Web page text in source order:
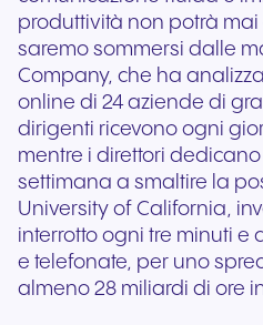
produttività non potrà
saremo sommersi dalle
Company, che ha
online di 24 aziende di
dirigenti ricevono ogni
mentre i direttori
settimana a smaltire la
University of California,
interrotto ogni tre minuti e
e telefonate, per uno
almeno 28 miliardi di ore